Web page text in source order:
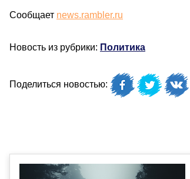
Сообщает news.rambler.ru
Новость из рубрики: Политика
Поделиться новостью: